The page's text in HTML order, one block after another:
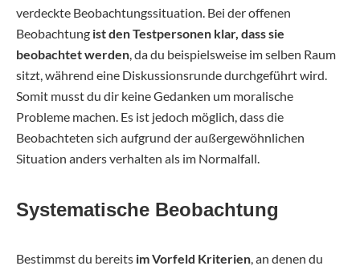
verdeckte Beobachtungssituation. Bei der offenen
Beobachtung ist den Testpersonen klar, dass sie
beobachtet werden , da du beispielsweise im selben Raum
sitzt, während eine Diskussionsrunde durchgeführt wird.
Somit musst du dir keine Gedanken um moralische
Probleme machen. Es ist jedoch möglich, dass die
Beobachteten sich aufgrund der außergewöhnlichen
Situation anders verhalten als im Normalfall.
Systematische Beobachtung
Bestimmst du bereits im Vorfeld Kriterien , an denen du